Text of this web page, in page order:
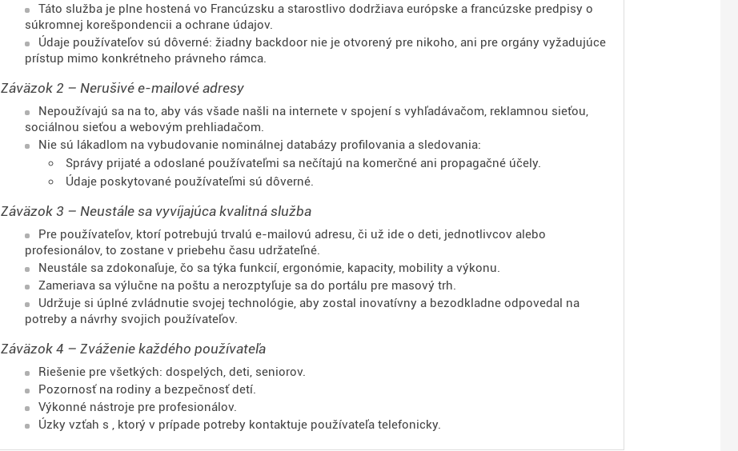
Táto služba je plne hostená vo Francúzsku a starostlivo dodržiava európske a francúzske predpisy o
súkromnej korešpondencii a ochrane údajov.
Údaje používateľov sú dôverné: žiadny backdoor nie je otvorený pre nikoho, ani pre orgány vyžadujúce
prístup mimo konkrétneho právneho rámca.
Záväzok 2 – Nerušivé e-mailové adresy
Nepoužívajú sa na to, aby vás všade našli na internete v spojení s vyhľadávačom, reklamnou sieťou,
sociálnou sieťou a webovým prehliadačom.
Nie sú lákadlom na vybudovanie nominálnej databázy profilovania a sledovania:
Správy prijaté a odoslané používateľmi sa nečítajú na komerčné ani propagačné účely.
Údaje poskytované používateľmi sú dôverné.
Záväzok 3 – Neustále sa vyvíjajúca kvalitná služba
Pre používateľov, ktorí potrebujú trvalú e-mailovú adresu, či už ide o deti, jednotlivcov alebo
profesionálov, to zostane v priebehu času udržateľné.
Neustále sa zdokonaľuje, čo sa týka funkcií, ergonómie, kapacity, mobility a výkonu.
Zameriava sa výlučne na poštu a nerozptyľuje sa do portálu pre masový trh.
Udržuje si úplné zvládnutie svojej technológie, aby zostal inovatívny a bezodkladne odpovedal na
potreby a návrhy svojich používateľov.
Záväzok 4 – Zváženie každého používateľa
Riešenie pre všetkých: dospelých, deti, seniorov.
Pozornosť na rodiny a bezpečnosť detí.
Výkonné nástroje pre profesionálov.
Úzky vzťah s , ktorý v prípade potreby kontaktuje používateľa telefonicky.